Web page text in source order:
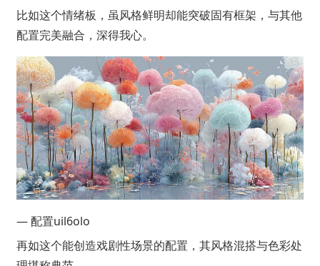
比如这个情绪板，虽风格鲜明却能突破固有框架，与其他
配置完美融合，深得我心。
— 配置uil6olo
再如这个能创造戏剧性场景的配置，其风格混搭与色彩处